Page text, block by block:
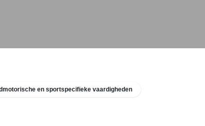
en sportspecifieke vaardigheden